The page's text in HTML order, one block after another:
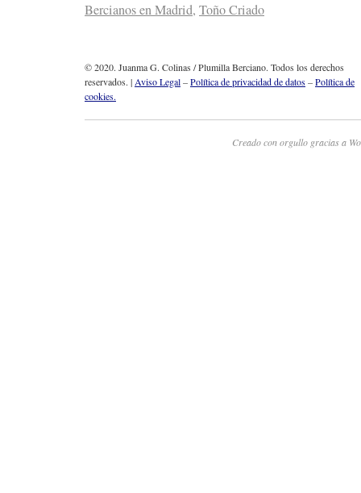
Bercianos en Madrid, Toño Criado
© 2020. Juanma G. Colinas / Plumilla Berciano. Todos los derechos
reservados. | Aviso Legal–Política de privacidad de datos–Política de
cookies.
Creado con orgullo gracias a